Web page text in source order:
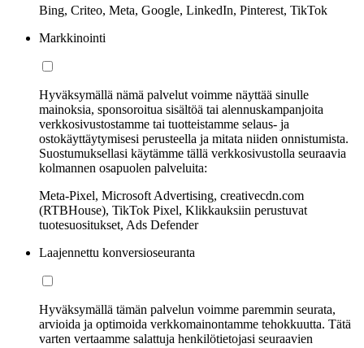
Bing, Criteo, Meta, Google, LinkedIn, Pinterest, TikTok
Markkinointi
Hyväksymällä nämä palvelut voimme näyttää sinulle
mainoksia, sponsoroitua sisältöä tai alennuskampanjoita
verkkosivustostamme tai tuotteistamme selaus- ja
ostokäyttäytymisesi perusteella ja mitata niiden onnistumista.
Suostumuksellasi käytämme tällä verkkosivustolla seuraavia
kolmannen osapuolen palveluita:
Meta-Pixel, Microsoft Advertising, creativecdn.com
(RTBHouse), TikTok Pixel, Klikkauksiin perustuvat
tuotesuositukset, Ads Defender
Laajennettu konversioseuranta
Hyväksymällä tämän palvelun voimme paremmin seurata,
arvioida ja optimoida verkkomainontamme tehokkuutta. Tätä
varten vertaamme salattuja henkilötietojasi seuraavien